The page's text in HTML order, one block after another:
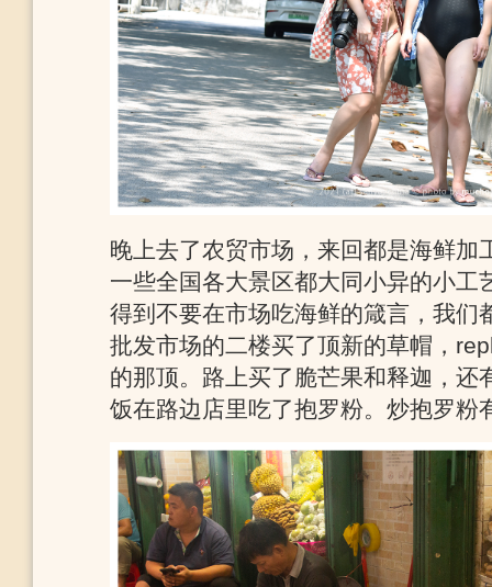
晚上去了农贸市场，来回都是海鲜加
一些全国各大景区都大同小异的小工
得到不要在市场吃海鲜的箴言，我们
批发市场的二楼买了顶新的草帽，
的那顶。路上买了脆芒果和释迦，还
饭在路边店里吃了抱罗粉。炒抱罗粉